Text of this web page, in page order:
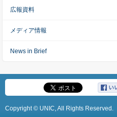
広報資料
メディア情報
News in Brief
Copyright © UNIC, All Rights Reserved.